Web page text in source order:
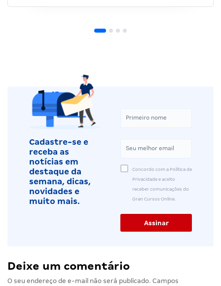
Cadastre-se e
receba as
notícias em
destaque da
semana, dicas,
novidades e
muito mais.
Concordo com a Política de
Privacidade e aceito
receber comunicações do
Gran Cursos Online.
Deixe um comentário
O seu endereço de e-mail não será publicado. Campos